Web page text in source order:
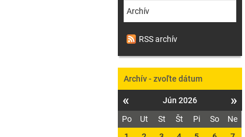
Archív
RSS archív
Archív - zvoľte dátum
« Jún 2026 »
Po Ut St Št Pi So
Ne